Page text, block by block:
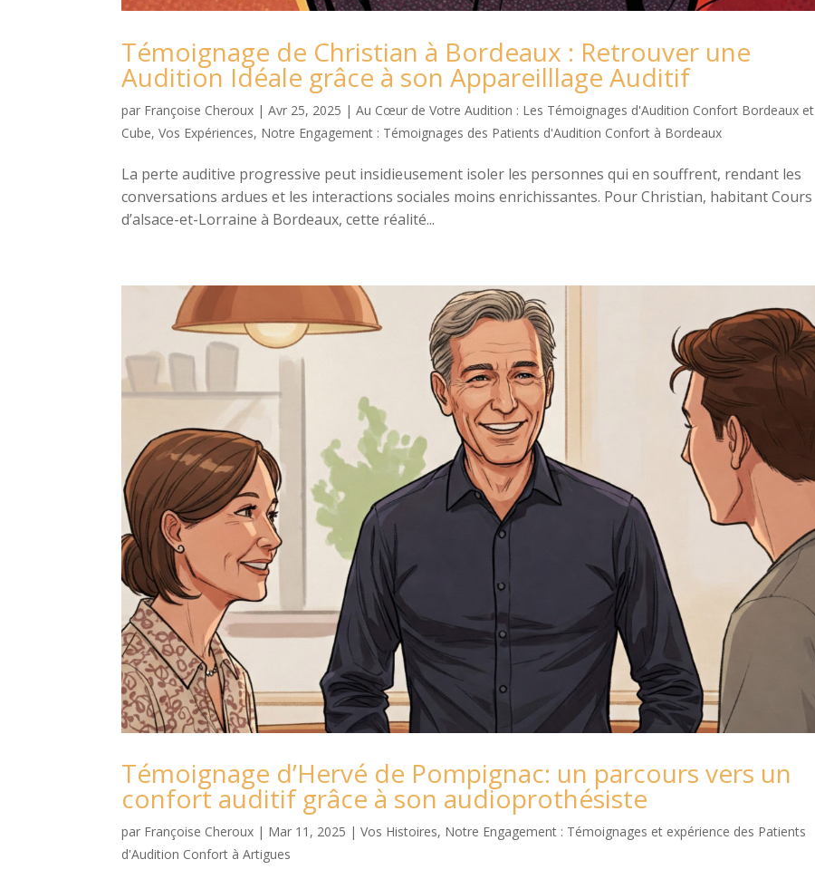
Témoignage de Christian à Bordeaux : Retrouver une
Audition Idéale grâce à son Appareilllage Auditif
par Françoise Cheroux |Avr 25, 2025 |Au Cœur de Votre Audition : Les Témoignages d'Audition Confort Bordeaux et
Cube,Vos Expériences, Notre Engagement : Témoignages des Patients d'Audition Confort à Bordeaux
La perte auditive progressive peut insidieusement isoler les personnes qui en souffrent, rendant les
conversations ardues et les interactions sociales moins enrichissantes. Pour Christian, habitant Cours
d’alsace-et-Lorraine à Bordeaux, cette réalité...
Témoignage d’Hervé de Pompignac: un parcours vers un
confort auditif grâce à son audioprothésiste
par Françoise Cheroux | Mar 11, 2025 |Vos Histoires, Notre Engagement : Témoignages et expérience des Patients
d'Audition Confort à Artigues